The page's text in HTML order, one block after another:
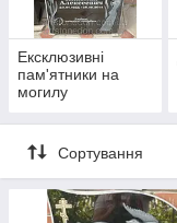
Ексклюзивні
пам'ятники на
могилу
Сортування